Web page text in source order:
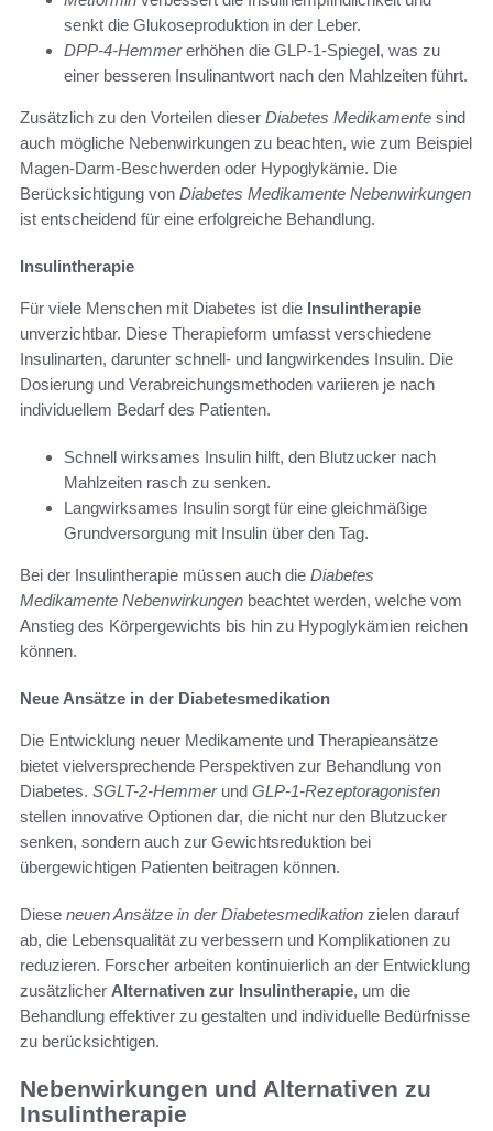
senkt die Glukoseproduktion in der Leber.
DPP-4-Hemmererhöhen die GLP-1-Spiegel, was zu
einer besseren Insulinantwort nach den Mahlzeiten führt.
Zusätzlich zu den Vorteilen dieser Diabetes Medikamente sind
auch mögliche Nebenwirkungen zu beachten, wie zum Beispiel
Magen-Darm-Beschwerden oder Hypoglykämie. Die
Berücksichtigung von Diabetes Medikamente Nebenwirkungen
ist entscheidend für eine erfolgreiche Behandlung.
Insulintherapie
Für viele Menschen mit Diabetes ist die Insulintherapie
unverzichtbar. Diese Therapieform umfasst verschiedene
Insulinarten, darunter schnell- und langwirkendes Insulin. Die
Dosierung und Verabreichungsmethoden variieren je nach
individuellem Bedarf des Patienten.
Schnell wirksames Insulin hilft, den Blutzucker nach
Mahlzeiten rasch zu senken.
Langwirksames Insulin sorgt für eine gleichmäßige
Grundversorgung mit Insulin über den Tag.
Bei der Insulintherapie müssen auch die Diabetes
Medikamente Nebenwirkungen beachtet werden, welche vom
Anstieg des Körpergewichts bis hin zu Hypoglykämien reichen
können.
Neue Ansätze in der Diabetesmedikation
Die Entwicklung neuer Medikamente und Therapieansätze
bietet vielversprechende Perspektiven zur Behandlung von
Diabetes. SGLT-2-Hemmerund GLP-1-Rezeptoragonisten
stellen innovative Optionen dar, die nicht nur den Blutzucker
senken, sondern auch zur Gewichtsreduktion bei
übergewichtigen Patienten beitragen können.
Diese neuen Ansätze in der Diabetesmedikation zielen darauf
ab, die Lebensqualität zu verbessern und Komplikationen zu
reduzieren. Forscher arbeiten kontinuierlich an der Entwicklung
zusätzlicher Alternativen zur Insulintherapie, um die
Behandlung effektiver zu gestalten und individuelle Bedürfnisse
zu berücksichtigen.
Nebenwirkungen und Alternativen zu
Insulintherapie